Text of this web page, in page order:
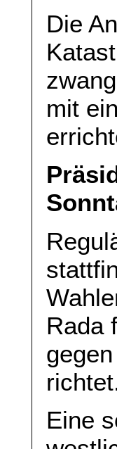
Die
mit
Rada
Eine